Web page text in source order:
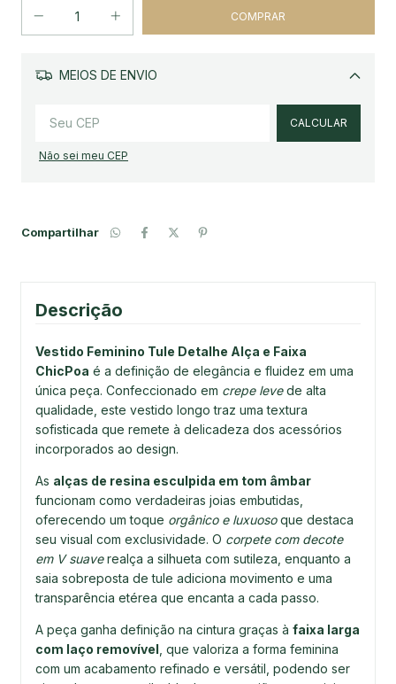
MEIOS DE ENVIO
Alterar CEP
CALCULAR
Não sei meu CEP
Compartilhar
Descrição
Vestido Feminino Tule Detalhe Alça e Faixa
ChicPoa é a definição de elegância e fluidez em uma
única peça. Confeccionado em crepe levede alta
qualidade, este vestido longo traz uma textura
sofisticada que remete à delicadeza dos acessórios
incorporados ao design.
As alças de resina esculpida em tom âmbar
funcionam como verdadeiras joias embutidas,
oferecendo um toque orgânico e luxuosoque destaca
seu visual com exclusividade. O corpete com decote
em V suaverealça a silhueta com sutileza, enquanto a
saia sobreposta de tule adiciona movimento e uma
transparência etérea que encanta a cada passo.
A peça ganha definição na cintura graças à faixa larga
com laço removível , que valoriza a forma feminina
com um acabamento refinado e versátil, podendo ser